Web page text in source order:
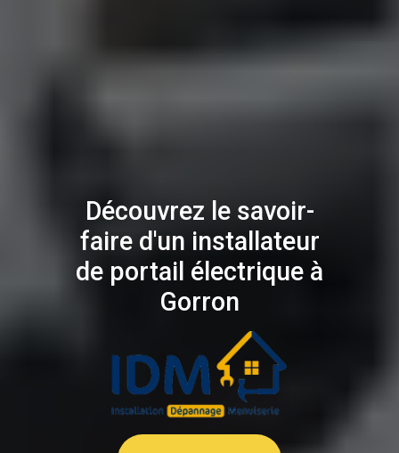
Découvrez le savoir-
faire d'un installateur
de portail électrique à
Gorron